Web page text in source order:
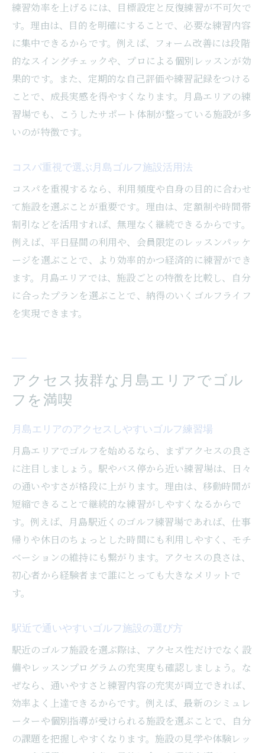
練習効率を上げるには、目標設定と反復練習が不可欠で
す。理由は、目的を明確にすることで、必要な練習内容
に集中できるからです。例えば、フォーム改善には段階
的なスイングチェックや、プロによる個別レッスンが効
果的です。また、定期的な自己評価や練習記録をつける
ことで、成長実感を得やすくなります。月島エリアの練
習場でも、こうしたサポート体制が整っている施設が多
いのが特徴です。
コスパ重視で選ぶ月島ゴルフ施設活用法
コスパを重視するなら、利用頻度や自身の目的に合わせ
て施設を選ぶことが重要です。理由は、定額制や時間帯
割引などを活用すれば、無理なく継続できるからです。
例えば、平日昼間の利用や、会員限定のレッスンパッケ
ージを選ぶことで、より効率的かつ経済的に練習ができ
ます。月島エリアでは、施設ごとの特徴を比較し、自分
に合ったプランを選ぶことで、納得のいくゴルフライフ
を実現できます。
アクセス抜群な月島エリアでゴル
フを満喫
月島エリアのアクセスしやすいゴルフ練習場
月島エリアでゴルフを始めるなら、まずアクセスの良さ
に注目しましょう。駅やバス停から近い練習場は、日々
の通いやすさが格段に上がります。理由は、移動時間が
短縮できることで継続的な練習がしやすくなるからで
す。例えば、月島駅近くのゴルフ練習場であれば、仕事
帰りや休日のちょっとした時間にも利用しやすく、モチ
ベーションの維持にも繋がります。アクセスの良さは、
初心者から経験者まで誰にとっても大きなメリットで
す。
駅近で通いやすいゴルフ施設の選び方
駅近のゴルフ施設を選ぶ際は、アクセス性だけでなく設
備やレッスンプログラムの充実度も確認しましょう。な
ぜなら、通いやすさと練習内容の充実が両立できれば、
効率よく上達できるからです。例えば、最新のシミュレ
ーターや個別指導が受けられる施設を選ぶことで、自分
の課題を把握しやすくなります。施設の見学や体験レッ